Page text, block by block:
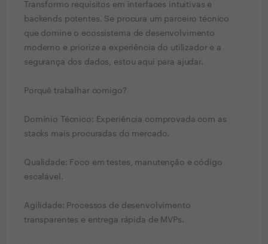
Transformo requisitos em interfaces intuitivas e
backends potentes. Se procura um parceiro técnico
que domine o ecossistema de desenvolvimento
moderno e priorize a experiência do utilizador e a
segurança dos dados, estou aqui para ajudar.
Porquê trabalhar comigo?
Domínio Técnico: Experiência comprovada com as
stacks mais procuradas do mercado.
Qualidade: Foco em testes, manutenção e código
escalável.
Agilidade: Processos de desenvolvimento
transparentes e entrega rápida de MVPs.